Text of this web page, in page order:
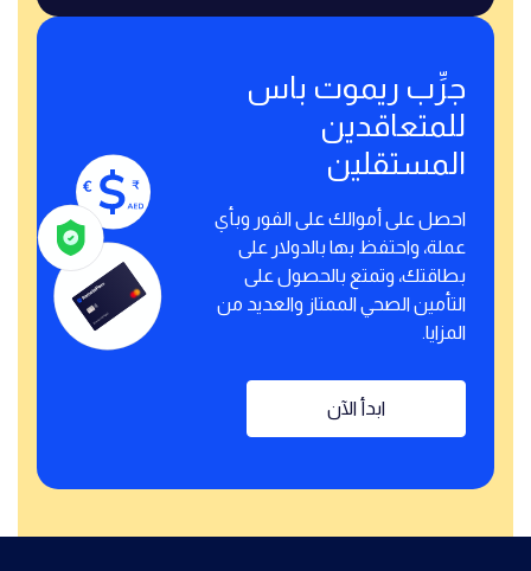
جرِّب ريموت باس
للمتعاقدين
المستقلين
احصل على أموالك على الفور وبأي
عملة، واحتفظ بها بالدولار على
بطاقتك، وتمتع بالحصول على
التأمين الصحي الممتاز والعديد من
المزايا.
ابدأ الآن